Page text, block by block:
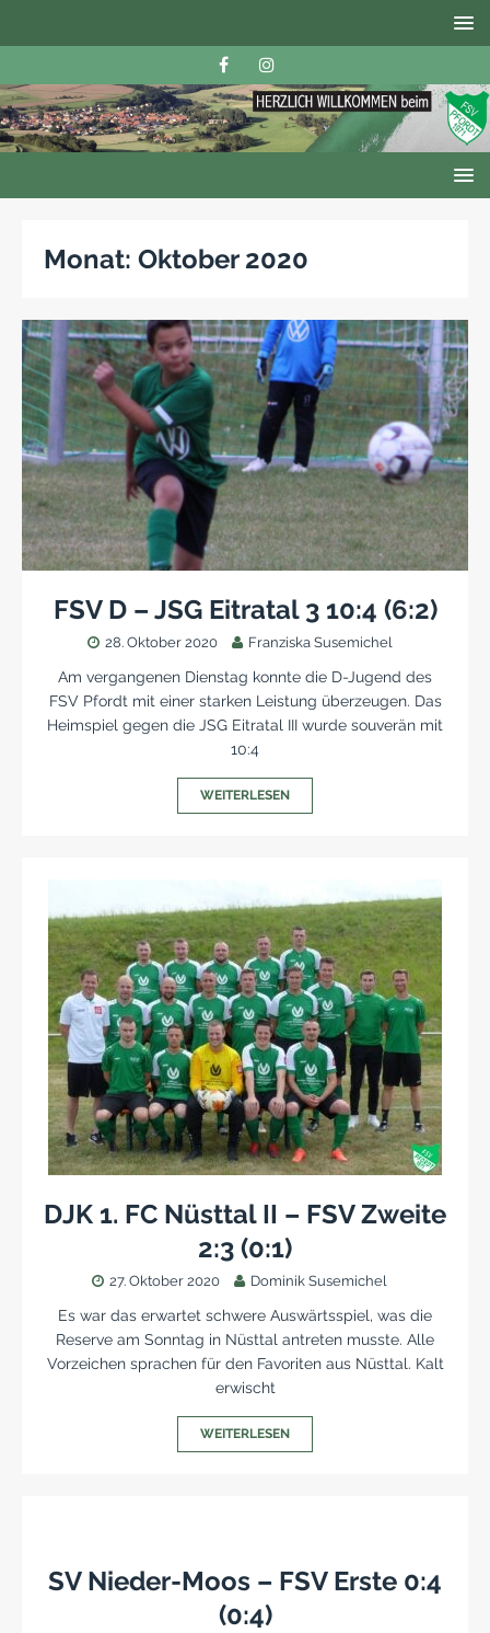
Monat: Oktober 2020
FSV D – JSG Eitratal 3 10:4 (6:2)
28. Oktober 2020 Franziska Susemichel
Am vergangenen Dienstag konnte die D-Jugend des
FSV Pfordt mit einer starken Leistung überzeugen. Das
Heimspiel gegen die JSG Eitratal III wurde souverän mit
10:4
WEITERLESEN
DJK 1. FC Nüsttal II – FSV Zweite
2:3 (0:1)
27. Oktober 2020 Dominik Susemichel
Es war das erwartet schwere Auswärtsspiel, was die
Reserve am Sonntag in Nüsttal antreten musste. Alle
Vorzeichen sprachen für den Favoriten aus Nüsttal. Kalt
erwischt
WEITERLESEN
SV Nieder-Moos – FSV Erste 0:4
(0:4)